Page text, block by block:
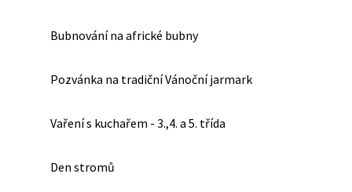
Bubnování na africké bubny
Pozvánka na tradiční Vánoční jarmark
Vaření s kuchařem - 3.,4. a 5. třída
Den stromů